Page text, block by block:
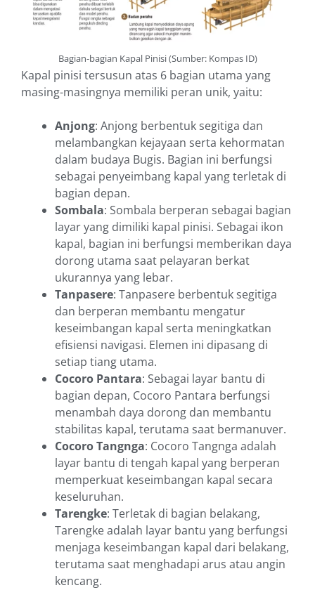
Bagian-bagian Kapal Pinisi (Sumber: Kompas ID)
Kapal pinisi tersusun atas 6 bagian utama yang
masing-masingnya memiliki peran unik, yaitu:
Anjong: Anjong berbentuk segitiga dan
melambangkan kejayaan serta kehormatan
dalam budaya Bugis. Bagian ini berfungsi
sebagai penyeimbang kapal yang terletak di
bagian depan.
Sombala: Sombala berperan sebagai bagian
layar yang dimiliki kapal pinisi. Sebagai ikon
kapal, bagian ini berfungsi memberikan daya
dorong utama saat pelayaran berkat
ukurannya yang lebar.
Tanpasere: Tanpasere berbentuk segitiga
dan berperan membantu mengatur
keseimbangan kapal serta meningkatkan
efisiensi navigasi. Elemen ini dipasang di
setiap tiang utama.
Cocoro Pantara: Sebagai layar bantu di
bagian depan, Cocoro Pantara berfungsi
menambah daya dorong dan membantu
stabilitas kapal, terutama saat bermanuver.
Cocoro Tangnga: Cocoro Tangnga adalah
layar bantu di tengah kapal yang berperan
memperkuat keseimbangan kapal secara
keseluruhan.
Tarengke: Terletak di bagian belakang,
Tarengke adalah layar bantu yang berfungsi
menjaga keseimbangan kapal dari belakang,
terutama saat menghadapi arus atau angin
kencang.